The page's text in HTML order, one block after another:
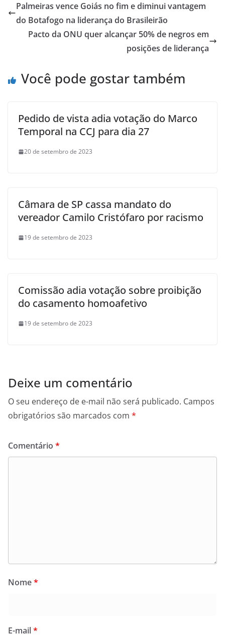
Palmeiras vence Goiás no fim e diminui vantagem
do Botafogo na liderança do Brasileirão
Pacto da ONU quer alcançar 50% de negros em
posições de liderança
Você pode gostar também
Pedido de vista adia votação do Marco
Temporal na CCJ para dia 27
20 de setembro de 2023
Câmara de SP cassa mandato do
vereador Camilo Cristófaro por racismo
19 de setembro de 2023
Comissão adia votação sobre proibição
do casamento homoafetivo
19 de setembro de 2023
Deixe um comentário
O seu endereço de e-mail não será publicado. Campos
obrigatórios são marcados com *
Comentário *
Nome*
E-mail*